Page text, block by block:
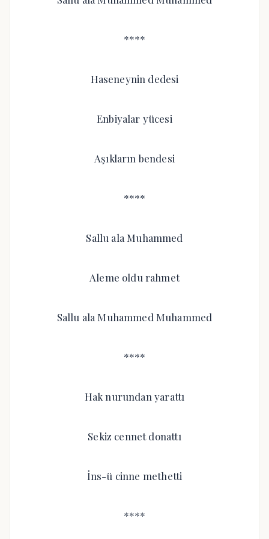
****
Haseneynin dedesi
Enbiyalar yücesi
Aşıkların bendesi
****
Sallu ala Muhammed
Aleme oldu rahmet
Sallu ala Muhammed Muhammed
****
Hak nurundan yarattı
Sekiz cennet donattı
İns-ü cinne methetti
****